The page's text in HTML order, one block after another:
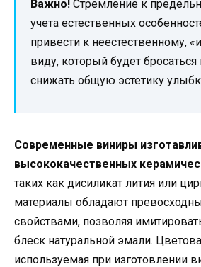
Важно! Стремление к
учета естественных
привести к неестественному,
виду, который будет бросаться
снижать общую эстетику
Современные виниры
высококачественных
таких как дисиликат лития или
материалы обладают
свойствами, позволяя
блеск натуральной эмали.
используемая при изготовлении